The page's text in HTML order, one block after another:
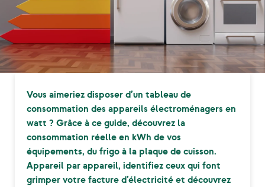
Vous aimeriez disposer d’un tableau de
consommation des appareils électroménagers en
watt ? Grâce à ce guide, découvrez la
consommation réelle en kWh de vos
équipements, du frigo à la plaque de cuisson.
Appareil par appareil, identifiez ceux qui font
grimper votre facture d’électricité et découvrez